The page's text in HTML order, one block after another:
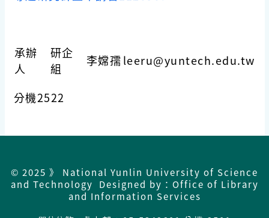
承辦
人
研企
組
李嫦孺leeru@yuntech.edu.tw
分機2522
© 2025 》 National Yunlin University of Science
and Technology Designed by：Office of Library
and Information Services